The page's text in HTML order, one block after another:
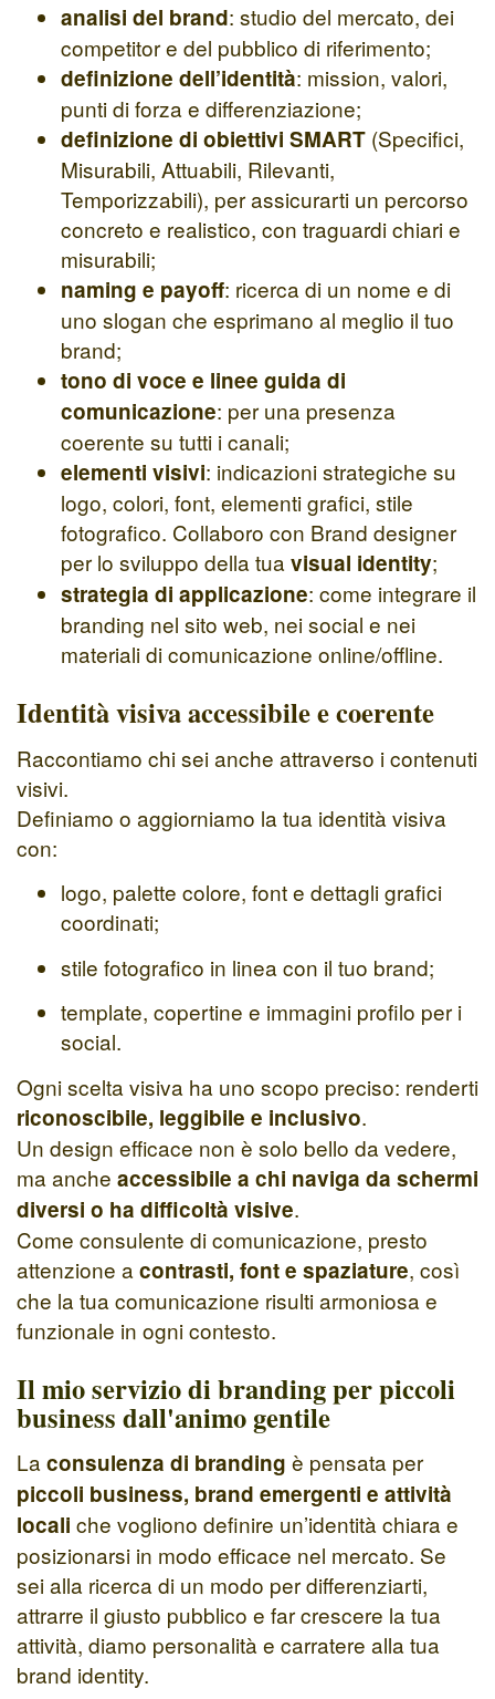
analisi del brand: studio del mercato, dei
competitor e del pubblico di riferimento;
definizione dell’identità: mission, valori,
punti di forza e differenziazione;
definizione di obiettivi SMART (Specifici,
Misurabili, Attuabili, Rilevanti,
Temporizzabili), per assicurarti un percorso
concreto e realistico, con traguardi chiari e
misurabili;
naming e payoff: ricerca di un nome e di
uno slogan che esprimano al meglio il tuo
brand;
tono di voce e linee guida di
comunicazione: per una presenza
coerente su tutti i canali;
elementi visivi: indicazioni strategiche su
logo, colori, font, elementi grafici, stile
fotografico. Collaboro con Brand designer
per lo sviluppo della tua visual identity;
strategia di applicazione: come integrare il
branding nel sito web, nei social e nei
materiali di comunicazione online/offline.
Identità visiva accessibile e coerente
Raccontiamo chi sei anche attraverso i contenuti
visivi.
Definiamo o aggiorniamo la tua identità visiva
con:
logo, palette colore, font e dettagli grafici
coordinati;
stile fotografico in linea con il tuo brand;
template, copertine e immagini profilo per i
social.
Ogni scelta visiva ha uno scopo preciso: renderti
riconoscibile, leggibile e inclusivo.
Un design efficace non è solo bello da vedere,
ma anche accessibile a chi naviga da schermi
diversi o ha difficoltà visive.
Come consulente di comunicazione, presto
attenzione a contrasti, font e spaziature, così
che la tua comunicazione risulti armoniosa e
funzionale in ogni contesto.
Il mio servizio di branding per piccoli
business dall'animo gentile
La consulenza di branding è pensata per
piccoli business, brand emergenti e attività
locali che vogliono definire un’identità chiara e
posizionarsi in modo efficace nel mercato. Se
sei alla ricerca di un modo per differenziarti,
attrarre il giusto pubblico e far crescere la tua
attività, diamo personalità e carratere alla tua
brand identity.